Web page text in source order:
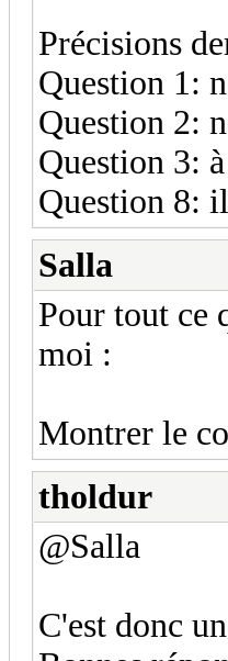
Précisions
Question 1:
Question 2:
Question 3:
Question 8:
Salla
Pour tout ce
moi :
Montrer le
tholdur
@Salla
C'est donc